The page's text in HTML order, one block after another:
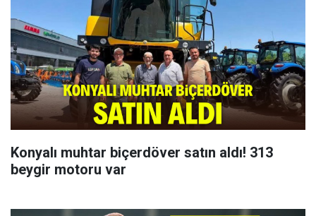
Konyalı muhtar biçerdöver satın aldı! 313
beygir motoru var